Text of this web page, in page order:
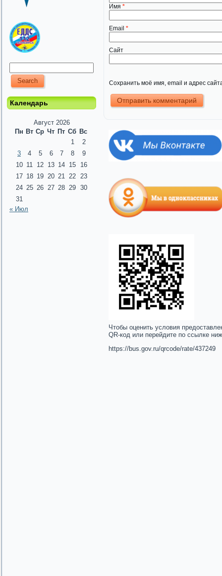
Календарь
Август 2026
Пн Вт Ср Чт Пт Сб Вс
1
2
3
4 5 6 7 8
9
10 11 12 13 14 15
16
17 18 19 20 21 22
23
24 25 26 27 28 29 30
31
« Июл
Имя *
Email *
Сайт
Сохранить моё имя, email и адрес
Чтобы оценить условия
QR-код или перейдите по ссылке
https://bus.gov.ru/qrcode/rate/437249